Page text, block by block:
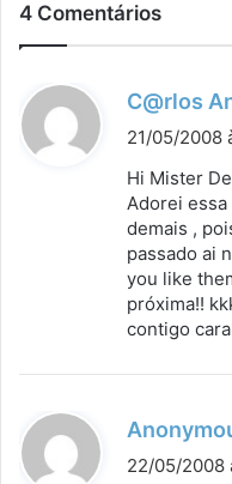
4 Comentários
C@rlos
21/05/2008
Hi Mister
Adorei
demais ,
passado ai
you like
próxima!!
contigo
22/05/2008